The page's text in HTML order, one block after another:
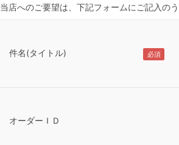
当店へのご要望は、下記フォームにご記入の
件名(タイトル)
オーダーＩＤ